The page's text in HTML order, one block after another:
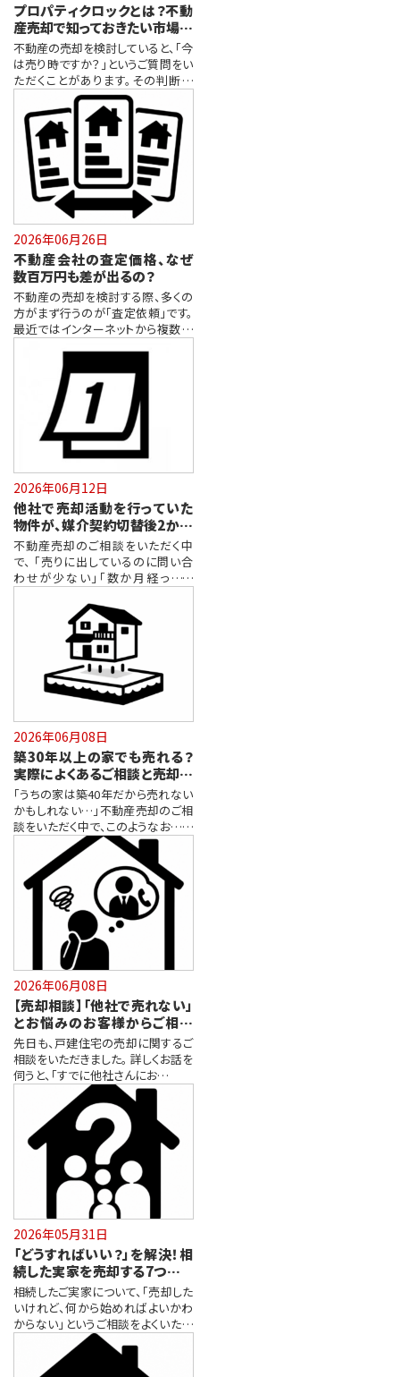
プロパティクロックとは？不動
産売却で知っておきたい市場分
析と販売戦略
不動産の売却を検討していると、「今
は売り時ですか？」というご質問をい
ただくことがあります。その判断材
2026年06月26日
不動産会社の査定価格、なぜ
数百万円も差が出るの？
不動産の売却を検討する際、多くの
方がまず行うのが「査定依頼」です。
最近ではインターネットから複数の
2026年06月12日
他社で売却活動を行っていた
物件が、媒介契約切替後2か月
で成約した事例
不動産売却のご相談をいただく中
で、 「売りに出しているのに問い合
わせが少ない」「数か月経っても
2026年06月08日
築30年以上の家でも売れる？
実際によくあるご相談と売却の
ポイント
「うちの家は築40年だから売れない
かもしれない…」不動産売却のご相
談をいただく中で、このようなお声を
2026年06月08日
【売却相談】「他社で売れない」
とお悩みのお客様からご相談
をいただきました
先日も、戸建住宅の売却に関するご
相談をいただきました。 詳しくお話を
伺うと、「すでに他社さんにお…
2026年05月31日
「どうすればいい？」を解決！相
続した実家を売却する7つのス
テップ
相続したご実家について、「売却した
いけれど、何から始めればよいかわ
からない」というご相談をよくいただ